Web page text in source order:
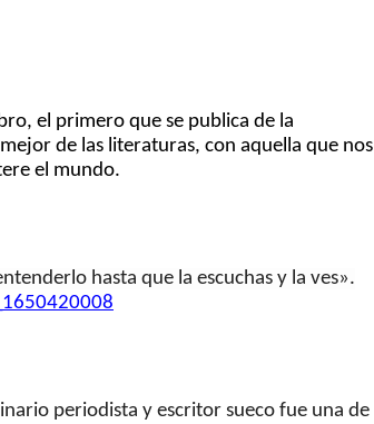
el primero que se publica de la
de las literaturas, con aquella que nos
el mundo.
hasta que la escuchas y la ves».
1650420008
periodista y escritor sueco fue una de